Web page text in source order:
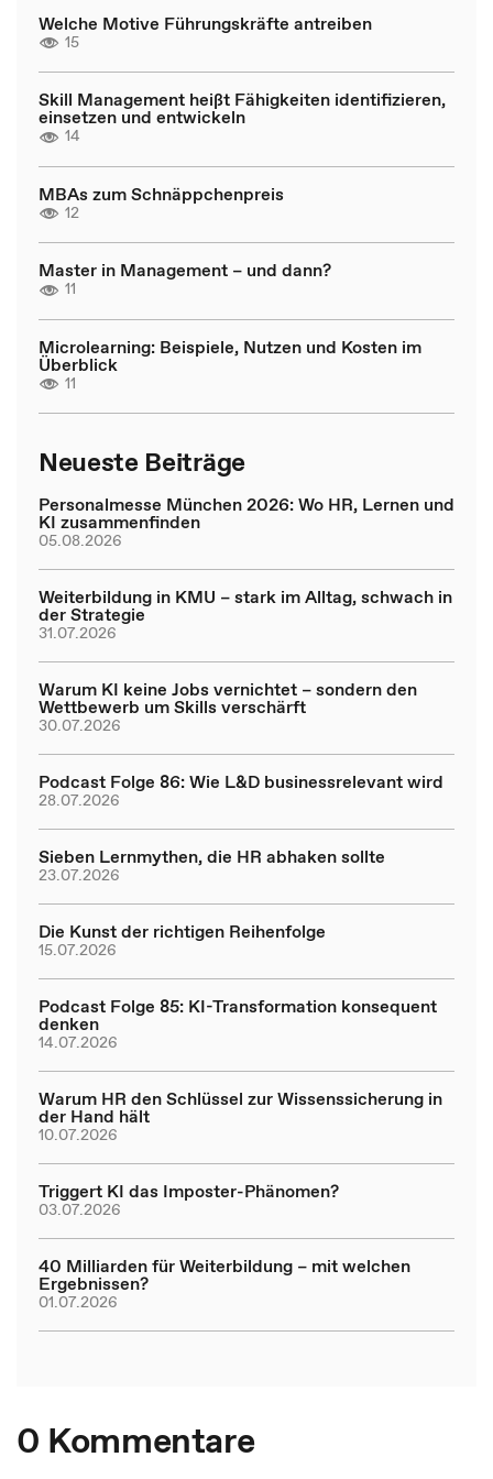
Welche Motive Führungskräfte antreiben
15
Skill Management heißt Fähigkeiten identifizieren,
einsetzen und entwickeln
14
MBAs zum Schnäppchenpreis
12
Master in Management – und dann?
11
Microlearning: Beispiele, Nutzen und Kosten im
Überblick
11
Neueste Beiträge
Personalmesse München 2026: Wo HR, Lernen und
KI zusammenfinden
05.08.2026
Weiterbildung in KMU – stark im Alltag, schwach in
der Strategie
31.07.2026
Warum KI keine Jobs vernichtet – sondern den
Wettbewerb um Skills verschärft
30.07.2026
Podcast Folge 86: Wie L&D businessrelevant wird
28.07.2026
Sieben Lernmythen, die HR abhaken sollte
23.07.2026
Die Kunst der richtigen Reihenfolge
15.07.2026
Podcast Folge 85: KI-Transformation konsequent
denken
14.07.2026
Warum HR den Schlüssel zur Wissenssicherung in
der Hand hält
10.07.2026
Triggert KI das Imposter-Phänomen?
03.07.2026
40 Milliarden für Weiterbildung – mit welchen
Ergebnissen?
01.07.2026
0 Kommentare